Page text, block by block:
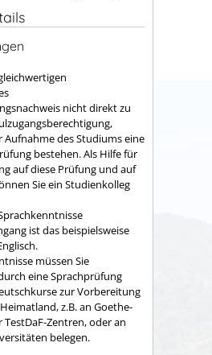
nicht direkt zu
Aufnahme des Studiums eine
bestehen. Als Hilfe für
auf diese Prüfung und auf
Sie ein Studienkolleg
ist das beispielsweise
müssen Sie
eine Sprachprüfung
zur Vorbereitung
z.B. an Goethe-
Zentren, oder an
belegen.